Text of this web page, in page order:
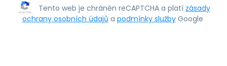
Tento web je chráněn reCAPTCHA a platí zásady
ochrany osobních údajů a podmínky služby Google